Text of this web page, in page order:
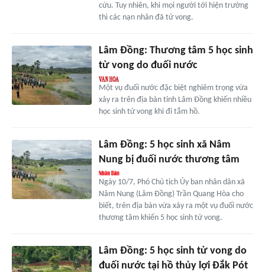
cứu. Tuy nhiên, khi mọi người tới hiện trường
thì các nạn nhân đã tử vong.
Lâm Đồng: Thương tâm 5 học sinh
tử vong do đuối nước
Một vụ đuối nước đặc biệt nghiêm trọng vừa
xảy ra trên địa bàn tỉnh Lâm Đồng khiến nhiều
học sinh tử vong khi đi tắm hồ.
Lâm Đồng: 5 học sinh xã Nâm
Nung bị đuối nước thương tâm
Ngày 10/7, Phó Chủ tịch Ủy ban nhân dân xã
Nâm Nung (Lâm Đồng) Trần Quang Hòa cho
biết, trên địa bàn vừa xảy ra một vụ đuối nước
thương tâm khiến 5 học sinh tử vong.
Lâm Đồng: 5 học sinh tử vong do
đuối nước tại hồ thủy lợi Đắk Pót